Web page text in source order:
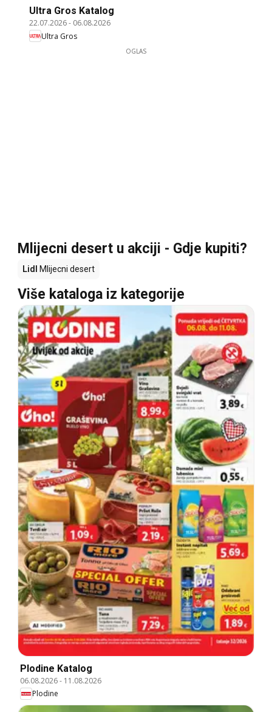
Ultra Gros Katalog
22.07.2026- 06.08.2026
Ultra Gros
OGLAS
Mlijecni desert u akciji - Gdje kupiti?
Lidl Mlijecni desert
Više kataloga iz kategorije
Plodine Katalog
06.08.2026- 11.08.2026
Plodine